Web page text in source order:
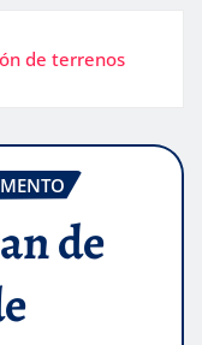
de terrenos
de